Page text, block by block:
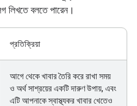
লিখতে বলতে পারেন।
প্রতিক্রিয়া
আগে থেকে খাবার তৈরি করে রাখা সময়
ও অর্থ সাশ্রয়ের একটি দারুণ উপায়, এবং
এটি আপনাকে স্বাস্থ্যকর খাবার খেতেও